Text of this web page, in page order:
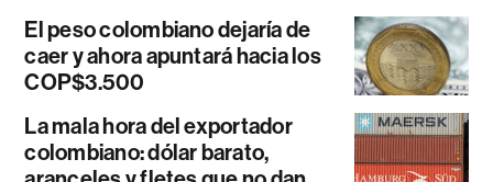
El peso colombiano dejaría de
caer y ahora apuntará hacia los
COP$3.500
La mala hora del exportador
colombiano: dólar barato,